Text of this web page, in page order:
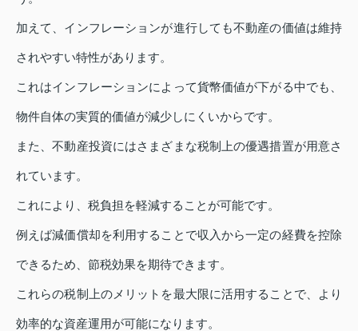
加えて、インフレーションが進行しても不動産の価値は維持
されやすい特性があります。
これはインフレーションによって貨幣価値が下がる中でも、
物件自体の実質的価値が減少しにくいからです。
また、不動産投資にはさまざまな税制上の優遇措置が用意さ
れています。
これにより、税負担を軽減することが可能です。
例えば減価償却を利用することで収入から一定の経費を控除
できるため、節税効果を期待できます。
これらの税制上のメリットを最大限に活用することで、より
効率的な資産運用が可能になります。